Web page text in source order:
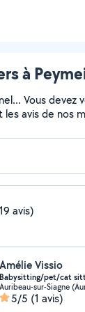
à
Vous
avis de nos
avis)
Amélie Vissio
Babysitting/pet/cat
5/5 (1 avis)